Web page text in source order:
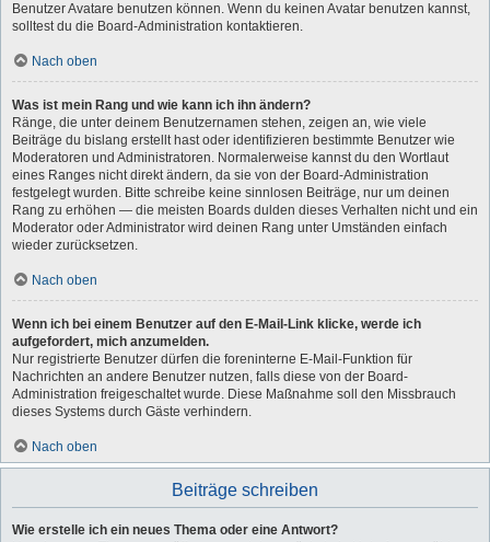
Benutzer Avatare benutzen können. Wenn du keinen Avatar benutzen kannst,
solltest du die Board-Administration kontaktieren.
Nach oben
Was ist mein Rang und wie kann ich ihn ändern?
Ränge, die unter deinem Benutzernamen stehen, zeigen an, wie viele
Beiträge du bislang erstellt hast oder identifizieren bestimmte Benutzer wie
Moderatoren und Administratoren. Normalerweise kannst du den Wortlaut
eines Ranges nicht direkt ändern, da sie von der Board-Administration
festgelegt wurden. Bitte schreibe keine sinnlosen Beiträge, nur um deinen
Rang zu erhöhen — die meisten Boards dulden dieses Verhalten nicht und ein
Moderator oder Administrator wird deinen Rang unter Umständen einfach
wieder zurücksetzen.
Nach oben
Wenn ich bei einem Benutzer auf den E-Mail-Link klicke, werde ich
aufgefordert, mich anzumelden.
Nur registrierte Benutzer dürfen die foreninterne E-Mail-Funktion für
Nachrichten an andere Benutzer nutzen, falls diese von der Board-
Administration freigeschaltet wurde. Diese Maßnahme soll den Missbrauch
dieses Systems durch Gäste verhindern.
Nach oben
Beiträge schreiben
Wie erstelle ich ein neues Thema oder eine Antwort?